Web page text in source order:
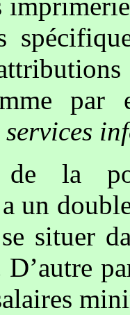
de la
un
situer